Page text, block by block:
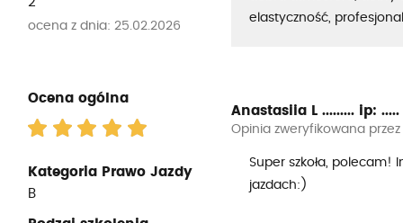
ocena z dnia: 25.02.2026
elastyczność,
Ocena ogólna
Kategoria Prawo Jazdy
B
Anastasiia L ......... ip: .....
Opinia zweryfikowana
Super szkoła, polecam!
jazdach:)